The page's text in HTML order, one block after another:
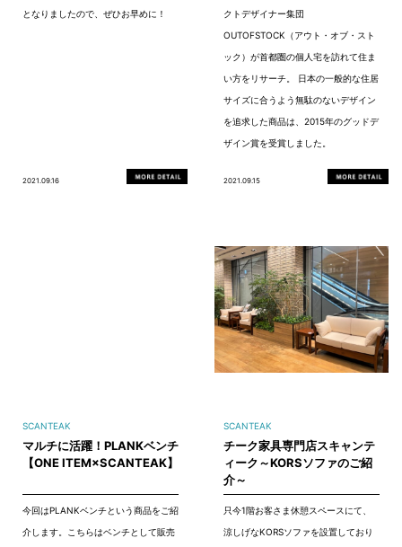
となりましたので、ぜひお早めに！
2021.09.16
クトデザイナー集団
OUTOFSTOCK（アウト・オブ・スト
ック）が首都圏の個人宅を訪れて住ま
い方をリサーチ。 日本の一般的な住居
サイズに合うよう無駄のないデザイン
を追求した商品は、2015年のグッドデ
ザイン賞を受賞しました。
2021.09.15
SCANTEAK
マルチに活躍！PLANKベンチ
【ONE ITEM×SCANTEAK】
今回はPLANKベンチという商品をご紹
介します。こちらはベンチとして販売
SCANTEAK
チーク家具専門店スキャンテ
ィーク～KORSソファのご紹
介～
只今1階お客さま休憩スペースにて、
涼しげなKORSソファを設置しており